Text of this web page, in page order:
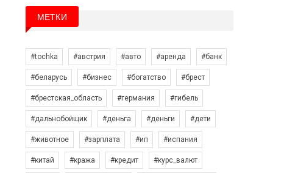
МЕТКИ
#tochka #австрия #авто #аренда #банк
#беларусь #бизнес #богатство #брест
#брестская_область #германия #гибель
#дальнобойщик #деньга #деньги #дети
#животное #зарплата #ип #испания
#китай #кража #кредит #курс_валют